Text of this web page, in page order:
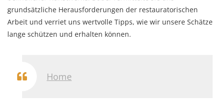
grundsätzliche Herausforderungen der restauratorischen
Arbeit und verriet uns wertvolle Tipps, wie wir unsere Schätze
lange schützen und erhalten können.
Home